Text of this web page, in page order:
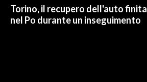
Torino, il recupero dell'auto finita
nel Po durante un inseguimento